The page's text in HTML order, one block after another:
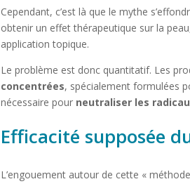
Cependant, c’est là que le mythe
obtenir un effet thérapeutique sur la
application topique.
Le problème est donc quantitatif. Les
concentrées, spécialement formulées
nécessaire pour neutraliser les
Efficacité supposée
L’engouement autour de cette «